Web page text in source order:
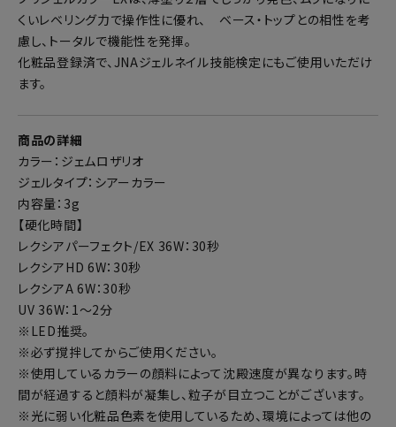
くいレベリング力で操作性に優れ、 ベース・トップとの相性を考
慮し、トータルで機能性を発揮。
化粧品登録済で、JNAジェルネイル技能検定にもご使用いただけ
ます。
商品の詳細
カラー：ジェムロザリオ
ジェルタイプ：シアーカラー
内容量：3g
【硬化時間】
レクシアパーフェクト/EX 36W：30秒
レクシアHD 6W：30秒
レクシアA 6W：30秒
UV 36W：1～2分
※LED推奨。
※必ず撹拌してからご使用ください。
※使用しているカラーの顔料によって沈殿速度が異なります。時
間が経過すると顔料が凝集し、粒子が目立つことがございます。
※光に弱い化粧品色素を使用しているため、環境によっては他の